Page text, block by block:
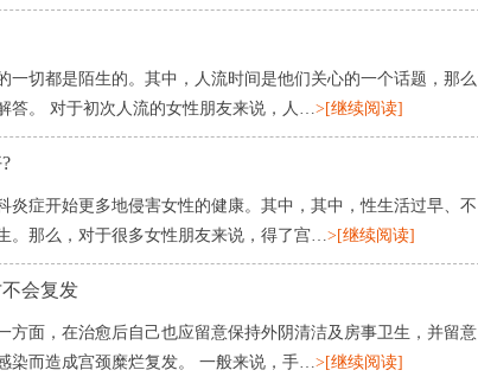
一切都是陌生的。其中，人流时间是他们关心的一个话题，那么
答。 对于初次人流的女性朋友来说，人…>[继续阅读]
炎症开始更多地侵害女性的健康。其中，其中，性生活过早、不
。那么，对于很多女性朋友来说，得了宫…>[继续阅读]
会复发
方面，在治愈后自己也应留意保持外阴清洁及房事卫生，并留意
染而造成宫颈糜烂复发。 一般来说，手…>[继续阅读]